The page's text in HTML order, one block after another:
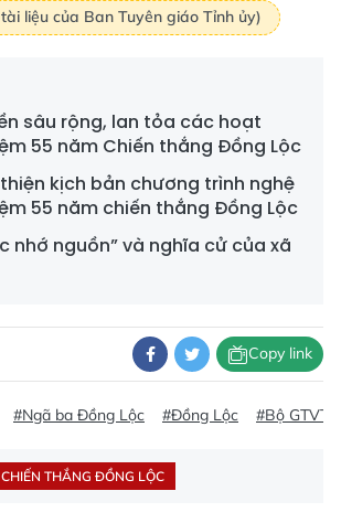
liệu của Ban Tuyên giáo Tỉnh ủy)
sâu rộng, lan tỏa các hoạt
55 năm Chiến thắng Đồng Lộc
kịch bản chương trình nghệ
55 năm chiến thắng Đồng Lộc
nhớ nguồn” và nghĩa cử của xã
Copy link
#Ngã ba Đồng Lộc #Đồng Lộc #Bộ GTVT
THẮNG ĐỒNG LỘC